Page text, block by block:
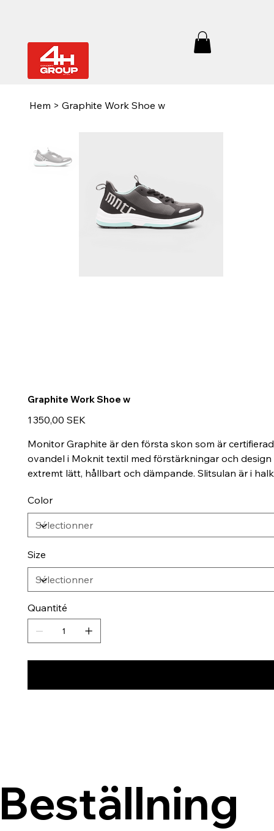
Hem > Graphite Work Shoe w
Graphite Work Shoe w
Prix
1 350,00 SEK
Monitor Graphite är den första skon som är
ovandel i Moknit textil med förstärkningar och
extremt lätt, hållbart och dämpande. Slitsulan är i
Color
Size
Quantité